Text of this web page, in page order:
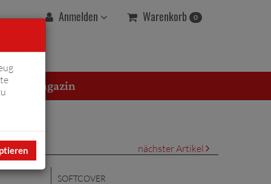
Anmelden Warenkorb 0
Magazin
nächster Artikel
SOFTCOVER